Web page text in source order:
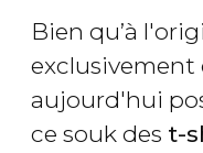
Bien qu’à
exclusivement
aujourd'hui
ce souk des t-